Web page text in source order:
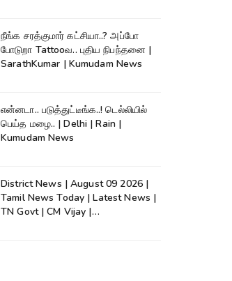
நீங்க சரத்குமார் கட்சியா..? அப்போ
போடுறா Tattooவ.. புதிய நிபந்தனை |
SarathKumar | Kumudam News
என்னடா.. படுத்துட்டீங்க..! டெல்லியில்
பெய்த மழை.. | Delhi | Rain |
Kumudam News
District News | August 09 2026 |
Tamil News Today | Latest News |
TN Govt | CM Vijay |